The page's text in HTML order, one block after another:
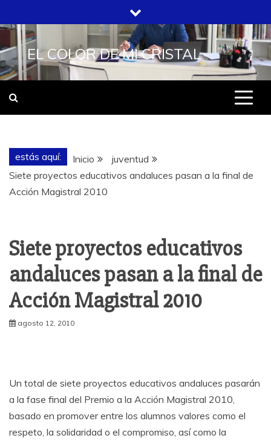
al
contenido
EL COLOR DE MI CRISTAL
estás aquí: Inicio
juventud
Siete proyectos educativos andaluces pasan a la final de
Acción Magistral 2010
Siete proyectos educativos
andaluces pasan a la final de
Acción Magistral 2010
agosto 12, 2010
Un total de siete proyectos educativos andaluces pasarán
a la fase final del Premio a la Acción Magistral 2010,
basado en promover entre los alumnos valores como el
respeto, la solidaridad o el compromiso, así como la